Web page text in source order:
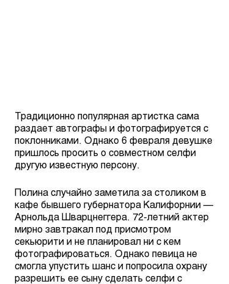
Традиционно популярная артистка сама
раздает автографы и фотографируется с
поклонниками. Однако 6 февраля девушке
пришлось просить о совместном селфи
другую известную персону.
Полина случайно заметила за столиком в
кафе бывшего губернатора Калифорнии —
Арнольда Шварцнеггера. 72-летний актер
мирно завтракал под присмотром
секьюрити и не планировал ни с кем
фотографироваться. Однако певица не
смогла упустить шанс и попросила охрану
разрешить ее сыну сделать селфи с